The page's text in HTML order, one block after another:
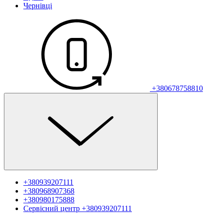
Чернівці
+380678758810
+380939207111
+380968907368
+380980175888
Сервісний центр +380939207111